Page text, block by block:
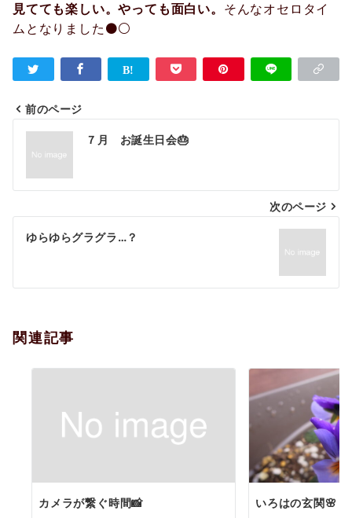
見てても楽しい。やっても面白い。 そんなオセロタイ
ムとなりました⚫⚪
投
ナ
ビ
ゲ
シ
ン
前のページ
７月 お誕生日会🎂
次のページ
ゆらゆらグラグラ…？
関連記事
カメラが繋ぐ時間📸 いろはの玄関🌸